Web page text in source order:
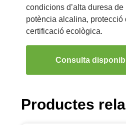
condicions d’alta duresa de
potència alcalina, protecció
certificació ecològica.
Consulta
Productes